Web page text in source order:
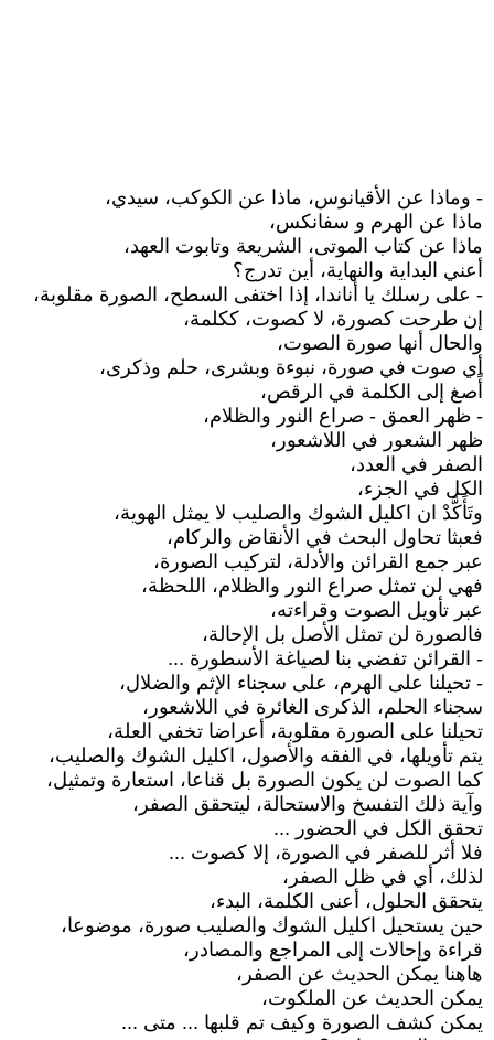
- وماذا عن الأقيانوس، ماذا عن الكوكب، سيدي،
ماذا عن الهرم و سفانكس،
ماذا عن كتاب الموتى، الشريعة وتابوت العهد،
أعني البداية والنهاية، أين تدرج؟
- على رسلك يا أناندا، إذا اختفى السطح، الصورة مقلوبة،
إن طرحت كصورة، لا كصوت، ككلمة،
والحال أنها صورة الصوت،
أي صوت في صورة، نبوءة وبشرى، حلم وذكرى،
أًصغ إلى الكلمة في الرقص،
- ظهر العمق - صراع النور والظلام،
ظهر الشعور في اللاشعور،
الصفر في العدد،
الكل في الجزء،
وتَأَكَّدْ ان اكليل الشوك والصليب لا يمثل الهوية،
فعبثا تحاول البحث في الأنقاض والركام،
عبر جمع القرائن والأدلة، لتركيب الصورة،
فهي لن تمثل صراع النور والظلام، اللحظة،
عبر تأويل الصوت وقراءته،
فالصورة لن تمثل الأصل بل الإحالة،
- القرائن تفضي بنا لصياغة الأسطورة ...
- تحيلنا على الهرم، على سجناء الإثم والضلال،
سجناء الحلم، الذكرى الغائرة في اللاشعور،
تحيلنا على الصورة مقلوبة، أعراضا تخفي العلة،
يتم تأويلها، في الفقه والأصول، اكليل الشوك والصليب،
كما الصوت لن يكون الصورة بل قناعا، استعارة وتمثيل،
وآية ذلك التفسخ والاستحالة، ليتحقق الصفر،
تحقق الكل في الحضور ...
فلا أثر للصفر في الصورة، إلا كصوت ...
لذلك، أي في ظل الصفر،
يتحقق الحلول، أعنى الكلمة، البدء،
حين يستحيل اكليل الشوك والصليب صورة، موضوعا،
قراءة وإحالات إلى المراجع والمصادر،
هاهنا يمكن الحديث عن الصفر،
يمكن الحديث عن الملكوت،
يمكن كشف الصورة وكيف تم قلبها ... متى ...